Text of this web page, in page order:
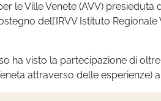
le Ville Venete (AVV) presieduta
dell’IRVV Istituto
ha visto la partecipazione di
attraverso delle esperienze)